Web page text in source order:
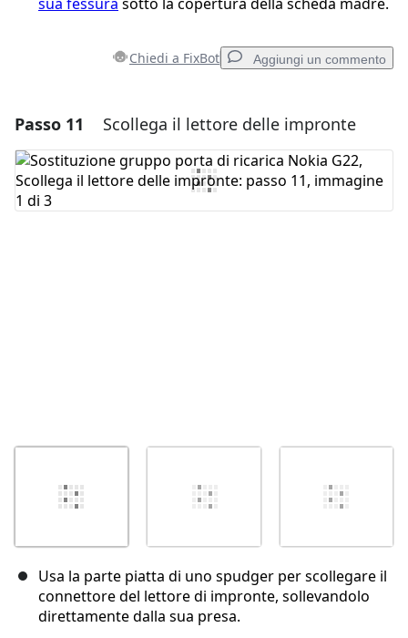
Chiedi a FixBot Aggiungi un commento
Aggiungi un commento
Aggiungi Commento
Passo 11 Scollega il lettore delle impronte
Usa la parte piatta di uno spudger per scollegare il
connettore del lettore di impronte, sollevandolo
direttamente dalla sua presa.